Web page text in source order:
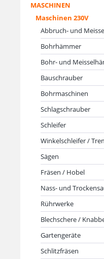
MASCHINEN
Maschinen 230V
Abbruch- und
Bohrhämmer
Bohr- und
Bauschrauber
Bohrmaschinen
Schlagschrauber
Schleifer
Winkelschleifer /
Sägen
Fräsen / Hobel
Nass- und
Rührwerke
Blechschere /
Gartengeräte
Schlitzfräsen